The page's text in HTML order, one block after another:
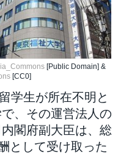
[Public Domain] &
[CC0]
学生が所在不明と
、その運営法人の
閣府副大臣は、総
として受け取った